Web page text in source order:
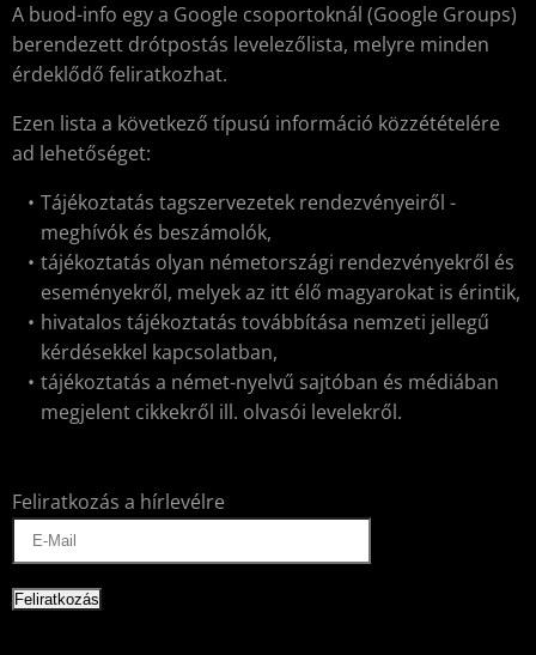
A buod-info egy a Google csoportoknál (Google Groups)
berendezett drótpostás levelezőlista, melyre minden
érdeklődő feliratkozhat.
Ezen lista a következő típusú információ közzétételére
ad lehetőséget:
Tájékoztatás tagszervezetek rendezvényeiről -
meghívók és beszámolók,
tájékoztatás olyan németországi rendezvényekről és
eseményekről, melyek az itt élő magyarokat is érintik,
hivatalos tájékoztatás továbbítása nemzeti jellegű
kérdésekkel kapcsolatban,
tájékoztatás a német-nyelvű sajtóban és médiában
megjelent cikkekről ill. olvasói levelekről.
Feliratkozás a hírlevélre